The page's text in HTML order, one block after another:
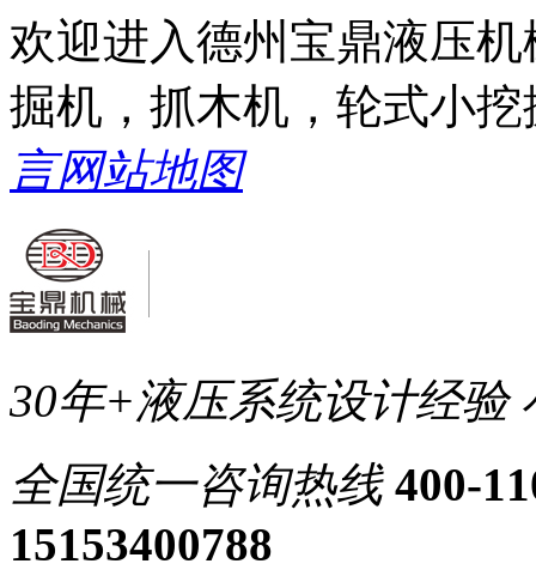
欢迎进入德州宝鼎液压
掘机，抓木机，轮式小
言网站地图
30年+液压系统设计经验
全国统一咨询热线 400-
15153400788